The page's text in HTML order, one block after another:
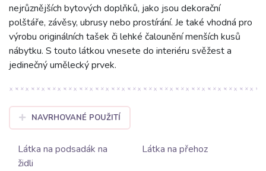
nejrůznějších bytových doplňků, jako jsou dekorační
polštáře, závěsy, ubrusy nebo prostírání. Je také vhodná pro
výrobu originálních tašek či lehké čalounění menších kusů
nábytku. S touto látkou vnesete do interiéru svěžest a
jedinečný umělecký prvek.
NAVRHOVANÉ POUŽITÍ
Látka na podsadák na
židli
Látka na přehoz